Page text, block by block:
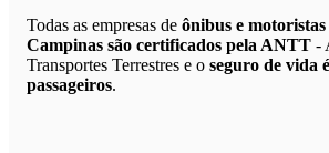
Todas as empresas de ônibus e motoristas
Campinas são certificados pela ANTT -
Transportes Terrestres e o seguro de vida
passageiros.